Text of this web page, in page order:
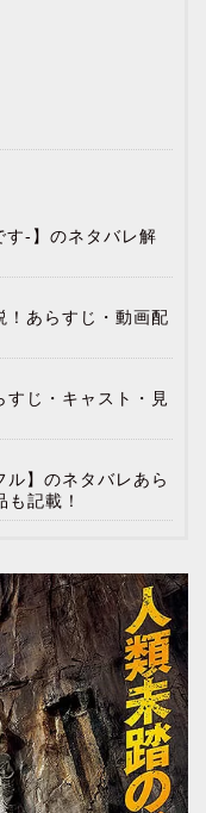
-】のネタバレ解
！あらすじ・動画配
すじ・キャスト・見
】のネタバレあら
記載！